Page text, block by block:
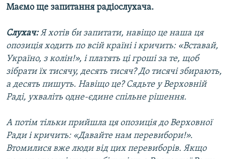
Маємо ще запитання радіослухача.
Слухач:Я хотів би запитати, навіщо це наша ця
опозиція ходить по всій країні і кричить: «Вставай,
Україно, з колін!», і платять ці гроші за те, щоб
зібрати їх тисячу, десять тисяч? До тисячі збирають,
а десять пишуть. Навіщо це? Сядьте у Верховній
Раді, ухваліть одне-єдине спільне рішення.
А потім тільки прийшла ця опозиція до Верховної
Ради і кричить: «Давайте нам перевибори!».
Втомилися вже люди від цих перевиборів. Якщо